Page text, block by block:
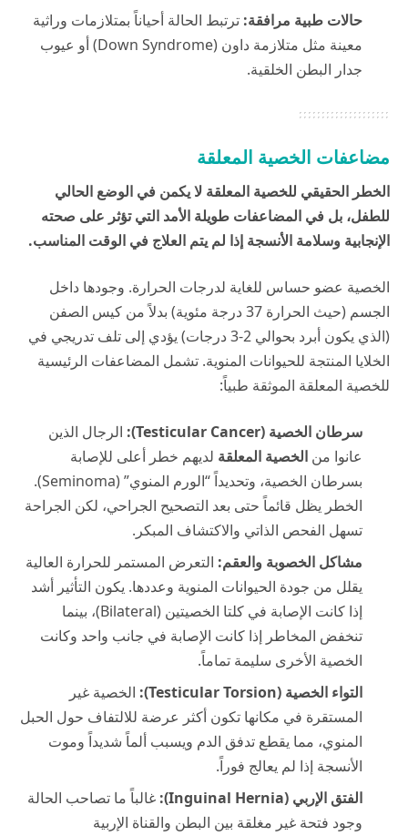
حالات طبية مرافقة: ترتبط الحالة أحياناً بمتلازمات وراثية
معينة مثل متلازمة داون (Down Syndrome) أو عيوب
جدار البطن الخلقية.
مضاعفات الخصية المعلقة
الخطر الحقيقي للخصية المعلقة لا يكمن في الوضع الحالي
للطفل، بل في المضاعفات طويلة الأمد التي تؤثر على صحته
الإنجابية وسلامة الأنسجة إذا لم يتم العلاج في الوقت المناسب.
الخصية عضو حساس للغاية لدرجات الحرارة. وجودها داخل
الجسم (حيث الحرارة 37 درجة مئوية) بدلاً من كيس الصفن
(الذي يكون أبرد بحوالي 2-3 درجات) يؤدي إلى تلف تدريجي في
الخلايا المنتجة للحيوانات المنوية. تشمل المضاعفات الرئيسية
للخصية المعلقة الموثقة طبياً:
سرطان الخصية (Testicular Cancer):
الرجال الذين
عانوا من الخصية المعلقة لديهم خطر أعلى للإصابة
بسرطان الخصية، وتحديداً “الورم المنوي” (Seminoma).
الخطر يظل قائماً حتى بعد التصحيح الجراحي، لكن الجراحة
تسهل الفحص الذاتي والاكتشاف المبكر.
مشاكل الخصوبة والعقم: التعرض المستمر للحرارة العالية
يقلل من جودة الحيوانات المنوية وعددها. يكون التأثير أشد
إذا كانت الإصابة في كلتا الخصيتين (Bilateral)، بينما
تنخفض المخاطر إذا كانت الإصابة في جانب واحد وكانت
الخصية الأخرى سليمة تماماً.
التواء الخصية (Testicular Torsion):
الخصية غير
المستقرة في مكانها تكون أكثر عرضة للالتفاف حول الحبل
المنوي، مما يقطع تدفق الدم ويسبب ألماً شديداً وموت
الأنسجة إذا لم يعالج فوراً.
الفتق الإربي (Inguinal Hernia):
غالباً ما تصاحب الحالة
وجود فتحة غير مغلقة بين البطن والقناة الإربية